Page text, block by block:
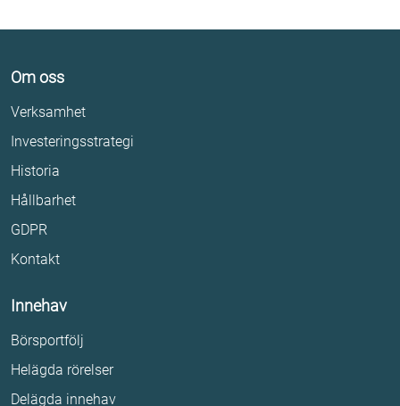
Om oss
Verksamhet
Investeringsstrategi
Historia
Hållbarhet
GDPR
Kontakt
Innehav
Börsportfölj
Helägda rörelser
Delägda innehav